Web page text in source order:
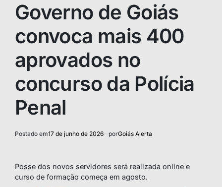
Governo de Goiás
convoca mais 400
aprovados no
concurso da Polícia
Penal
Postado em17 de junho de 2026 porGoiás Alerta
Posse dos novos servidores será realizada online e
curso de formação começa em agosto.